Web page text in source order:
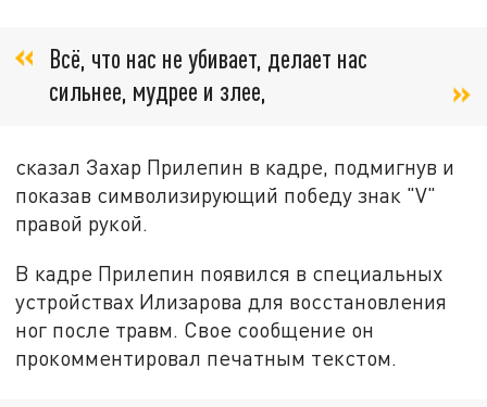
Всё, что нас не убивает, делает нас
сильнее, мудрее и злее,
сказал Захар Прилепин в кадре, подмигнув и
показав символизирующий победу знак "V"
правой рукой.
В кадре Прилепин появился в специальных
устройствах Илизарова для восстановления
ног после травм. Свое сообщение он
прокомментировал печатным текстом.